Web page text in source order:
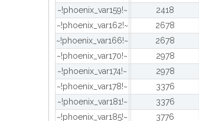
~!phoenix_var159!~
2418
~!phoenix_var162!~
2678
~!phoenix_var166!~
2678
~!phoenix_var170!~
2978
~!phoenix_var174!~
2978
~!phoenix_var178!~
3376
~!phoenix_var181!~
3376
~!phoenix_var185!~
3776